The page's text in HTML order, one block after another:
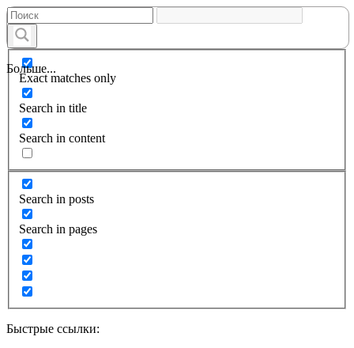
Больше...
Exact matches only
Search in title
Search in content
Search in posts
Search in pages
Быстрые ссылки: